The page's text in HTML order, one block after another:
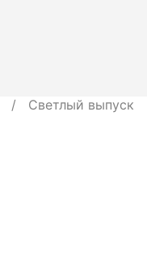
/ Светлый выпуск